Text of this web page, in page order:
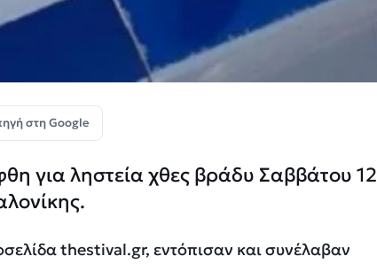
στη Google
για ληστεία χθες βράδυ Σαββάτου 12
thestival.gr, εντόπισαν και συνέλαβαν